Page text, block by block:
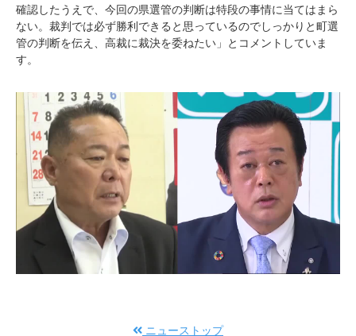
確認したうえで、今回の県選管の判断は特段の事情に当てはまら
ない。裁判では必ず勝利できると思っているのでしっかりと町選
管の判断を伝え、高裁に裁決を委ねたい」とコメントしていま
す。
ニューストップ